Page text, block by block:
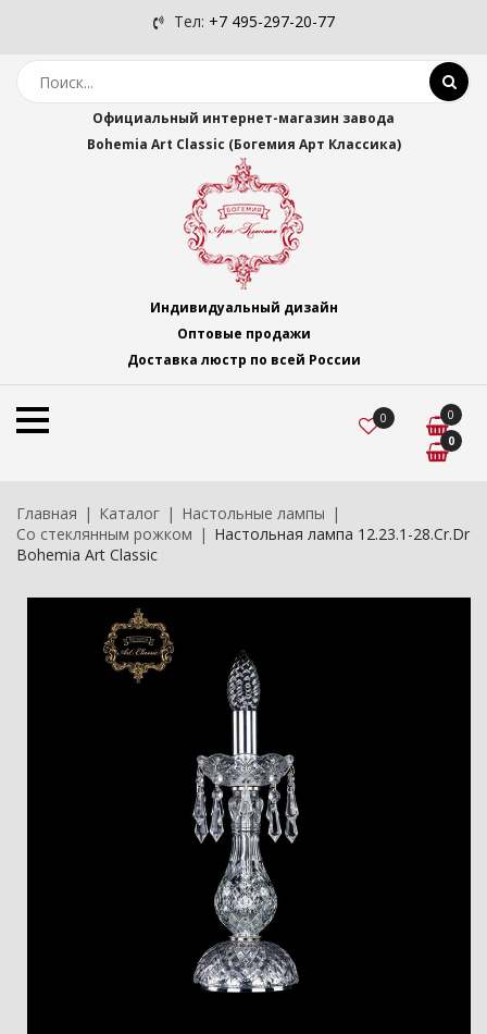
Тел: +7 495-297-20-77
Официальный интернет-магазин завода
Bohemia Art Classic (Богемия Арт Классика)
Индивидуальный дизайн
Оптовые продажи
Доставка люстр по всей России
0
0
0
Главная Каталог
Настольные лампы
Со стеклянным рожком
Настольная лампа 12.23.1-28.Cr.Dr
Bohemia Art Classic